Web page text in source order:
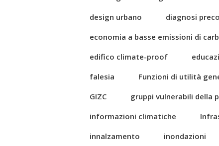
design urbano
diagnosi
economia a basse emissioni di
edifico climate-proof
falesia
Funzioni di utilità
GIZC
gruppi vulnerabili della
informazioni climatiche
innalzamento
inondazioni